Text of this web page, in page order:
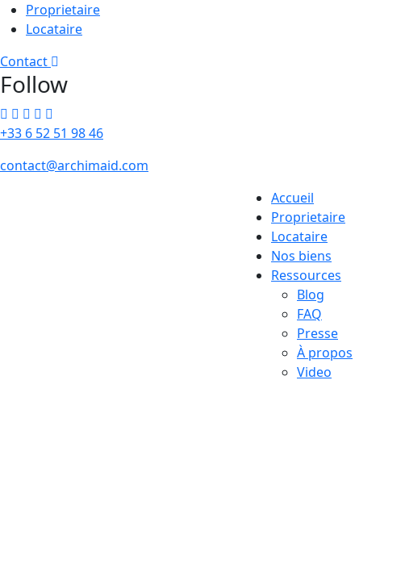
Proprietaire
Locataire
Contact
Follow
+33 6 52 51 98 46
contact@archimaid.com
Accueil
Proprietaire
Locataire
Nos biens
Ressources
Blog
FAQ
Presse
À propos
Video